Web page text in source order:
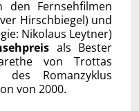
Fernsehfilmen
Hirschbiegel) und
Nikolaus Leytner)
als Bester
von Trottas
des Romanzyklus
von 2000.